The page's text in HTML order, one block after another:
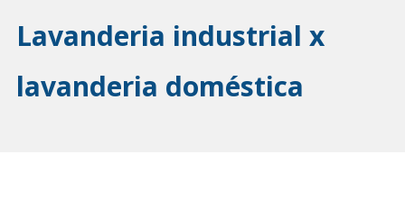
Lavanderia industrial x
lavanderia doméstica